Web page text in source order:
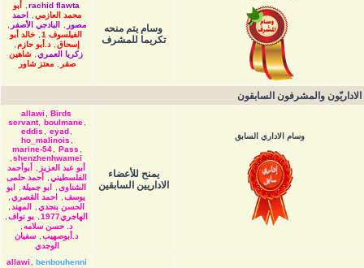
وسام يتم منحه
تكريما للمشرف
rachid flawta
أبو
محمد العازمي
احمد
مصور
البادجي الأصفر
الفيلسوف 1
خالد أبو
إسحاق
,د.أبو حازم
زكريا العمري
شاهين
صقر
معتز شاور
الاداريّون والمشرفون السابقون
وسام الاداري السابق
يمنح للأعضاء
الاداريين السابقين
allawi
Birds
servant, boulmane
eddis
eyad
ho_malinois
marine-54
Pass
shenzhenhwamei
أبو عبد العزيز
أبوأحمد
الفلسطيني
أحمد حلمى
الشناوى
ابو جميلة
ابو
يوسف
احمد القصري
الحسن بنجدي
المهند
الهاجري1977
بو نواف
د. حسن سلامه
د.أبوصهيب
سفيان
الوجدي
allawi
benbouhenni